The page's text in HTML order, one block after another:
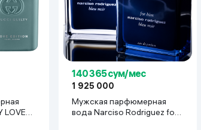
LOVE
140 365 сум/мес
1 925 000
Мужская парфюмерная
вода Narciso Rodriguez for